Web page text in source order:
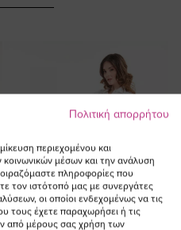
Πολιτική απορρήτου
περιεχομένου και
μέσων και την ανάλυση
πληροφορίες που
τον ιστότοπό μας με συνεργάτες
οι οποίοι ενδεχομένως να τις
τους έχετε παραχωρήσει ή τις
από μέρους σας χρήση των